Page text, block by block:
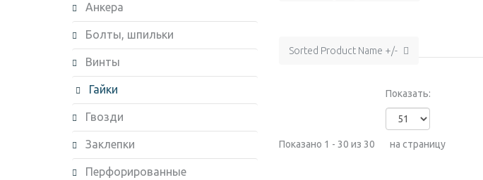
Sorted Product Name +/-
Показано 1 - 30 из 30
Показать:
на страницу
Анкера
Болты, шпильки
Винты
Гайки
Гвозди
Заклепки
Перфорированные